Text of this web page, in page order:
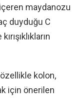
maydanozu
duyduğu C
kolon,
için önerilen